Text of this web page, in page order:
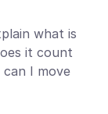
what is
it count
can I move